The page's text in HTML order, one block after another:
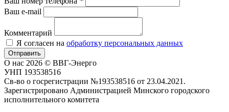
Ваш e-mail
Комментарий
Я согласен на обработку персональных данных
Отправить
О нас 2026 © ВВГ-Энерго
УНП 193538516
Св-во о госрегистрации №193538516 от 23.04.2021.
Зарегистрировано Администрацией Минского городского
исполнительного комитета